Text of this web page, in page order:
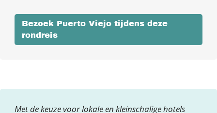
Bezoek Puerto Viejo tijdens deze
rondreis
Met de keuze voor lokale en kleinschalige hotels